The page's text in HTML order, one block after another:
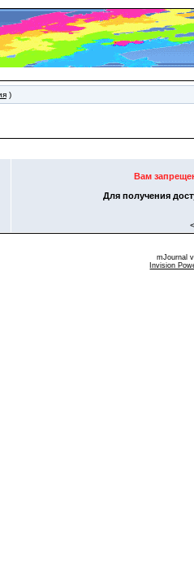
)
Вам
Для получения
mJournal
Invision